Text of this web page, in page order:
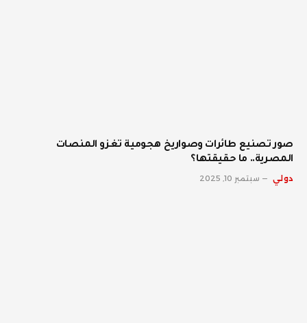
صور تصنيع طائرات وصواريخ هجومية تغزو المنصات
المصرية.. ما حقيقتها؟
دولي سبتمبر 10, 2025